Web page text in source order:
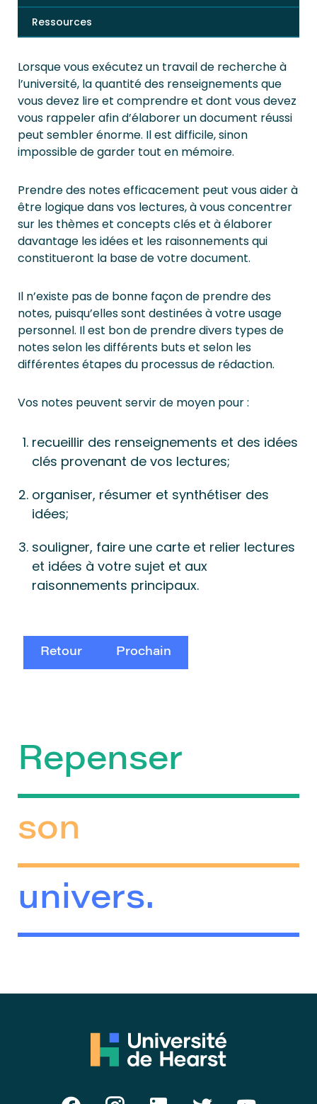
Ressources
Lorsque vous exécutez un travail de recherche à
l’université, la quantité des renseignements que
vous devez lire et comprendre et dont vous devez
vous rappeler afin d’élaborer un document réussi
peut sembler énorme. Il est difficile, sinon
impossible de garder tout en mémoire.
Prendre des notes efficacement peut vous aider à
être logique dans vos lectures, à vous concentrer
sur les thèmes et concepts clés et à élaborer
davantage les idées et les raisonnements qui
constitueront la base de votre document.
Il n’existe pas de bonne façon de prendre des
notes, puisqu’elles sont destinées à votre usage
personnel. Il est bon de prendre divers types de
notes selon les différents buts et selon les
différentes étapes du processus de rédaction.
Vos notes peuvent servir de moyen pour :
recueillir des renseignements et des idées
clés provenant de vos lectures;
organiser, résumer et synthétiser des
idées;
souligner, faire une carte et relier lectures
et idées à votre sujet et aux
raisonnements principaux.
Retour Prochain
Repenser
son
univers.